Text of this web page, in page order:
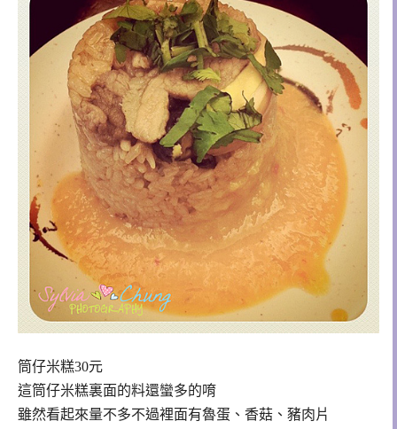
筒仔米糕30元
這筒仔米糕裏面的料還蠻多的唷
雖然看起來量不多不過裡面有魯蛋、香菇、豬肉片